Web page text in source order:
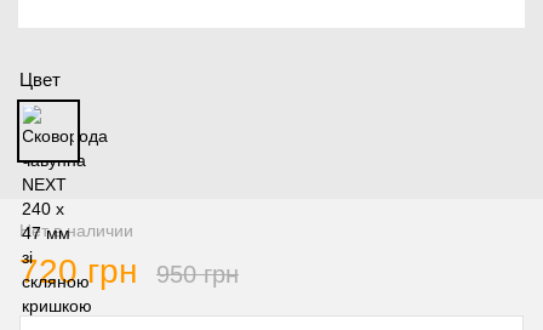
Цвет
Нет в наличии
720 грн 950 грн